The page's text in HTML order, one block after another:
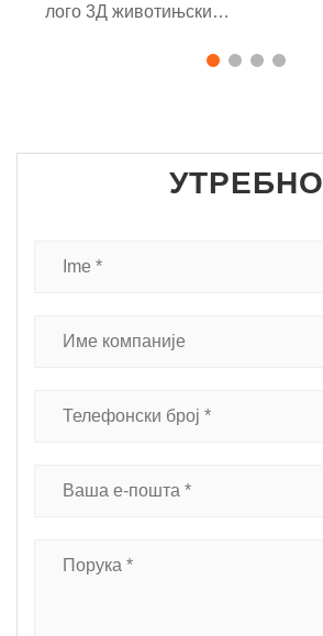
лого 3Д животињски
УТРЕБНО